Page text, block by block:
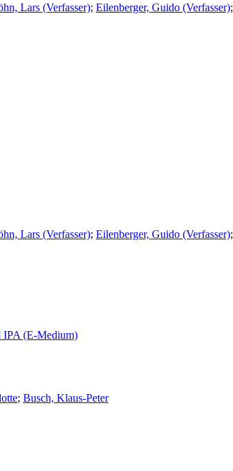
Lars (Verfasser); Eilenberger, Guido (Verfasser);
Lars (Verfasser); Eilenberger, Guido (Verfasser);
IPA (E-Medium)
; Busch, Klaus-Peter